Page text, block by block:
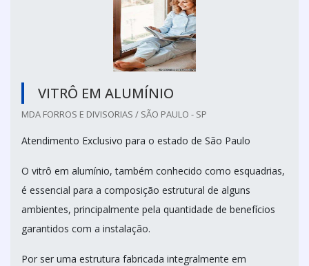
VITRÔ EM ALUMÍNIO
MDA FORROS E DIVISORIAS / SÃO PAULO - SP
Atendimento Exclusivo para o estado de São Paulo
O vitrô em alumínio, também conhecido como esquadrias,
é essencial para a composição estrutural de alguns
ambientes, principalmente pela quantidade de benefícios
garantidos com a instalação.
Por ser uma estrutura fabricada integralmente em